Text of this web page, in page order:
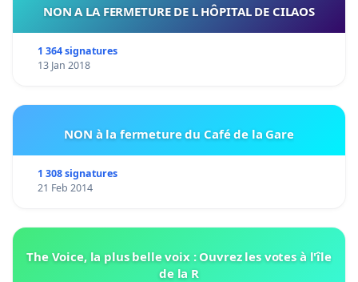
NON A LA FERMETURE DE L HÔPITAL DE CILAOS
1 364 signatures
13 Jan 2018
NON à la fermeture du Café de la Gare
1 308 signatures
21 Feb 2014
The Voice, la plus belle voix : Ouvrez les votes à l'île
de la R